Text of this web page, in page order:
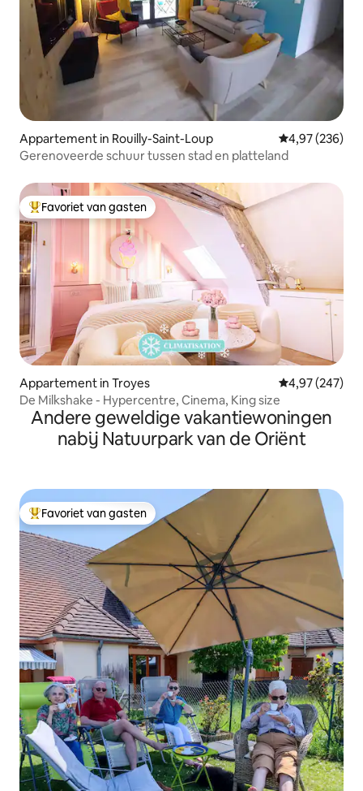
Appartement in Rouilly-Saint-Loup Gemiddelde
4,97 (236)
Gerenoveerde schuur tussen stad en platteland
Topfavoriet van gasten
Favoriet van gasten
Appartement in Troyes Gemiddelde
4,97 (247)
De Milkshake - Hypercentre, Cinema, King size
Andere geweldige vakantiewoningen
nabij Natuurpark van de Oriënt
Topfavoriet van gasten
Favoriet van gasten